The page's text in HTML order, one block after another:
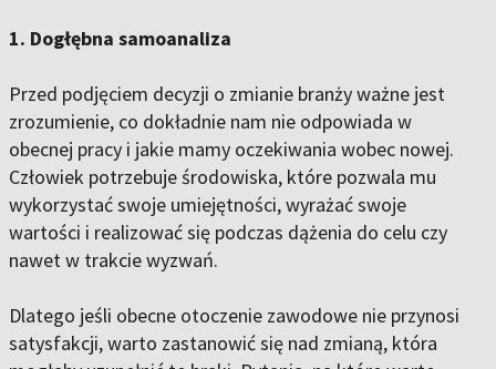
1. Dogłębna samoanaliza
Przed podjęciem decyzji o zmianie branży ważne jest
zrozumienie, co dokładnie nam nie odpowiada w
obecnej pracy i jakie mamy oczekiwania wobec nowej.
Człowiek potrzebuje środowiska, które pozwala mu
wykorzystać swoje umiejętności, wyrażać swoje
wartości i realizować się podczas dążenia do celu czy
nawet w trakcie wyzwań.
Dlatego jeśli obecne otoczenie zawodowe nie przynosi
satysfakcji, warto zastanowić się nad zmianą, która